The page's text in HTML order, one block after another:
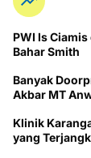
PWI ls
Bahar Smith
Banyak
Akbar MT
Klinik
yang